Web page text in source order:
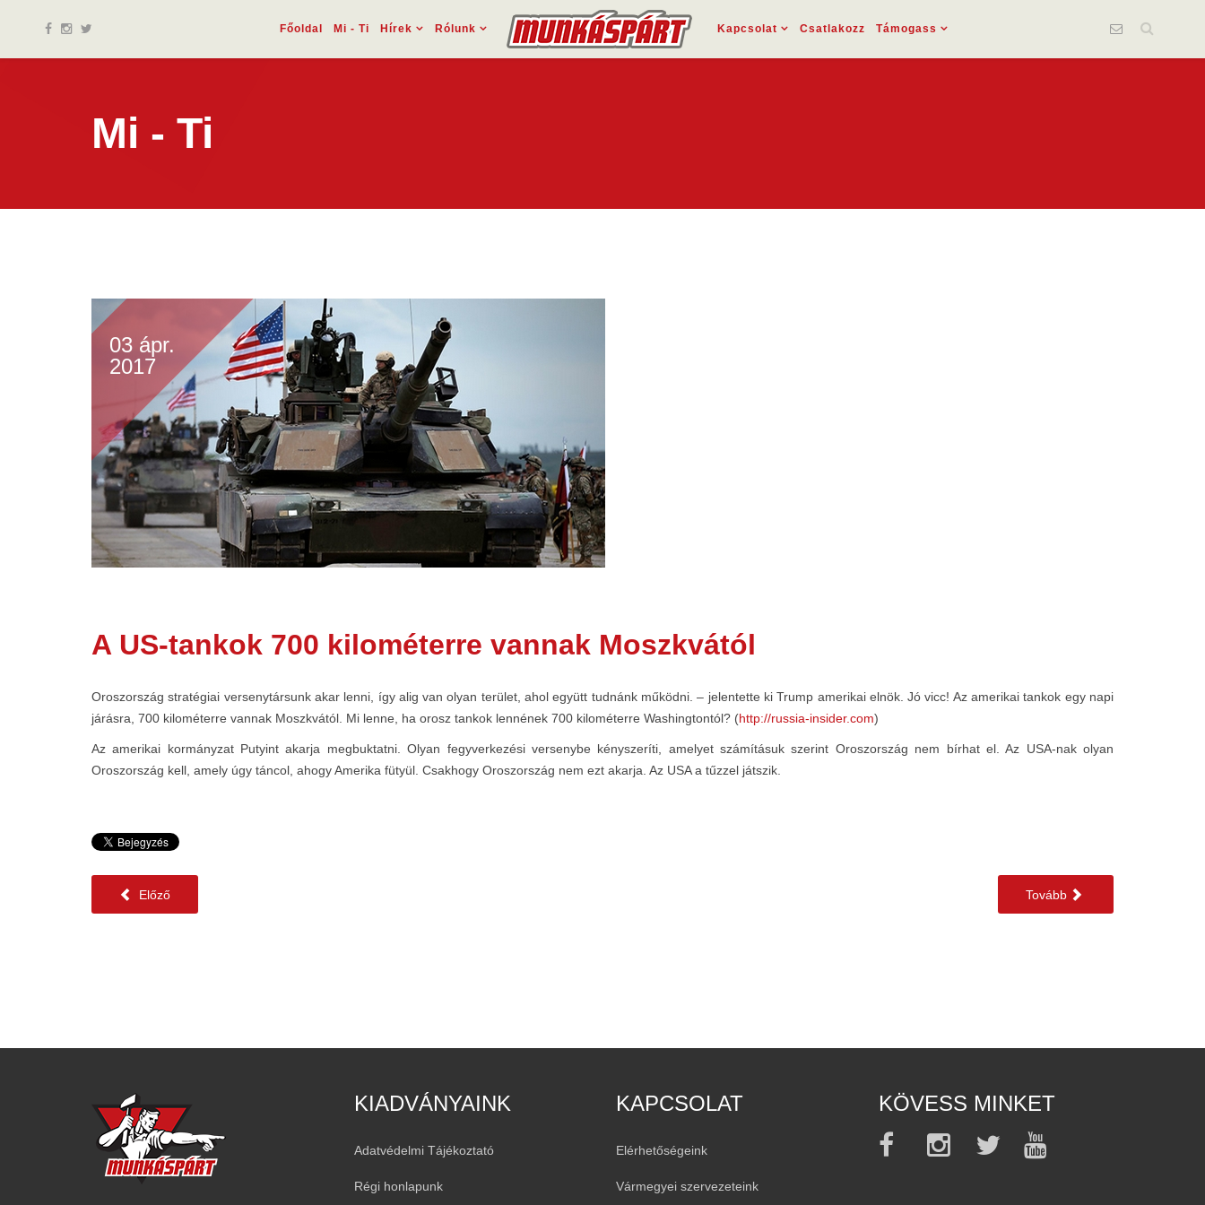
Főoldal Mi - Ti Hírek Rólunk Kapcsolat Csatlakozz Támogass
Mi - Ti
03 ápr.
2017
A US-tankok 700 kilométerre vannak Moszkvától
Oroszország stratégiai versenytársunk akar lenni, így alig van olyan terület, ahol együtt tudnánk működni. – jelentette ki Trump amerikai elnök. Jó vicc! Az amerikai tankok egy napi
járásra, 700 kilométerre vannak Moszkvától. Mi lenne, ha orosz tankok lennének 700 kilométerre Washingtontól? (http://russia-insider.com)
Az amerikai kormányzat Putyint akarja megbuktatni. Olyan fegyverkezési versenybe kényszeríti, amelyet számításuk szerint Oroszország nem bírhat el. Az USA-nak olyan
Oroszország kell, amely úgy táncol, ahogy Amerika fütyül. Csakhogy Oroszország nem ezt akarja. Az USA a tűzzel játszik.
Előző Tovább
KIADVÁNYAINK
Adatvédelmi Tájékoztató
Régi honlapunk
KAPCSOLAT
Elérhetőségeink
Vármegyei szervezeteink
KÖVESS MINKET